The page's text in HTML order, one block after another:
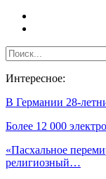
Интересное:
В Германии 28-
Более 12 000
«Пасхальное
религиозный…